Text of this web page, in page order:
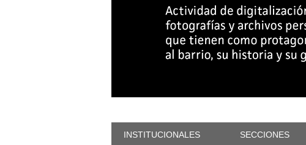
INSTITUCIONALES SECCIONES